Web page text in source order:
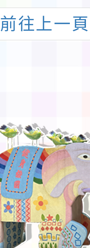
前往上一頁